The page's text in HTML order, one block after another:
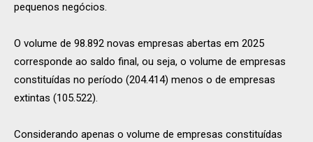
pequenos negócios.
O volume de 98.892 novas empresas abertas em 2025
corresponde ao saldo final, ou seja, o volume de empresas
constituídas no período (204.414) menos o de empresas
extintas (105.522).
Considerando apenas o volume de empresas constituídas